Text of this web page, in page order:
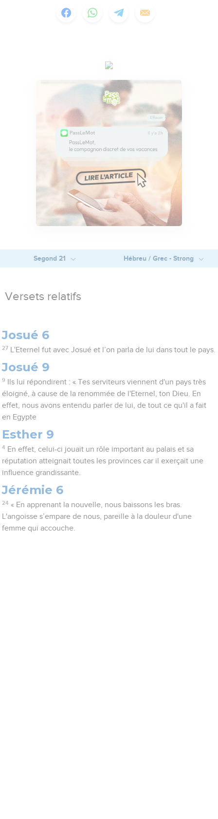
Segond 21 Hébreu / Grec - Strong
Versets relatifs
Josué 6
27 L'Eternel fut avec Josué et l’on parla de lui dans tout le pays.
Josué 9
9
Ils lui répondirent : « Tes serviteurs viennent d'un pays très
éloigné, à cause de la renommée de l'Eternel, ton Dieu. En
effet, nous avons entendu parler de lui, de tout ce qu'il a fait
en Egypte
Esther 9
4 En effet, celui-ci jouait un rôle important au palais et sa
réputation atteignait toutes les provinces car il exerçait une
influence grandissante.
Jérémie 6
24 « En apprenant la nouvelle, nous baissons les bras.
L'angoisse s’empare de nous, pareille à la douleur d'une
femme qui accouche.